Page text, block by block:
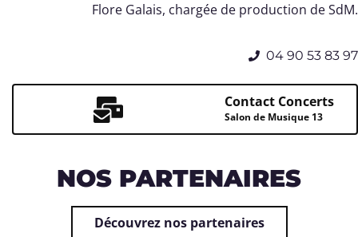
Flore Galais, chargée de production de SdM.
04 90 53 83 97
Contact Concerts
Salon de Musique 13
NOS PARTENAIRES
Découvrez nos partenaires